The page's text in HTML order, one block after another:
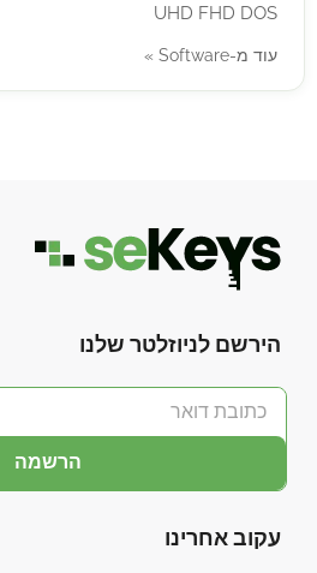
UHD FHD DOS
עוד מ-Software »
הירשם לניוזלטר שלנו
הרשמה
עקוב אחרינו